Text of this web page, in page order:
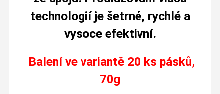
technologií je šetrné, rychlé a
vysoce efektivní.
Balení ve variantě 20 ks pásků,
70g